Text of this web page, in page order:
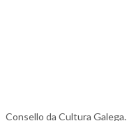
Consello da Cultura Galega.